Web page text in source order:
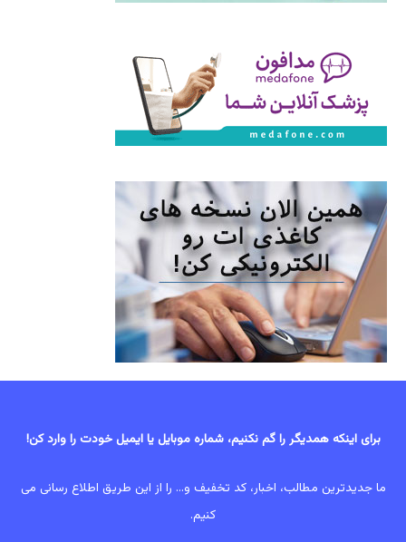
برای اینکه همدیگر را گم نکنیم، شماره موبایل یا ایمیل خودت را وارد کن!
ما جدیدترین مطالب، اخبار، کد تخفیف و... را از این طریق اطلاع رسانی می
کنیم.